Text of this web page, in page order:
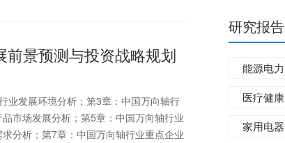
前景预测与投资战略规划
业发展环境分析；第3章：中国万向轴行
市场发展分析；第5章：中国万向轴行业
分析；第7章：中国万向轴行业重点企业
研究报告
能源电力
医疗健康
家用电器